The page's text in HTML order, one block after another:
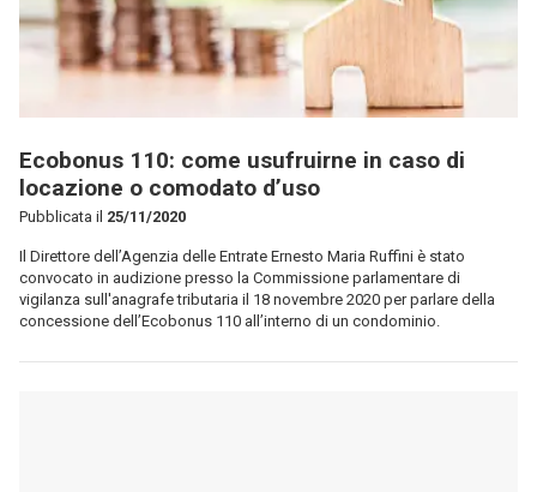
Ecobonus 110: come usufruirne in caso di
locazione o comodato d’uso
Pubblicata il 25/11/2020
Il Direttore dell’Agenzia delle Entrate Ernesto Maria Ruffini è stato
convocato in audizione presso la Commissione parlamentare di
vigilanza sull'anagrafe tributaria il 18 novembre 2020 per parlare della
concessione dell’Ecobonus 110 all’interno di un condominio.